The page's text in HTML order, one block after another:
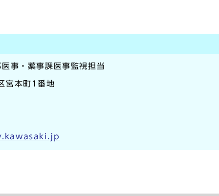
事・薬事課医事監視担当
宮本町1番地